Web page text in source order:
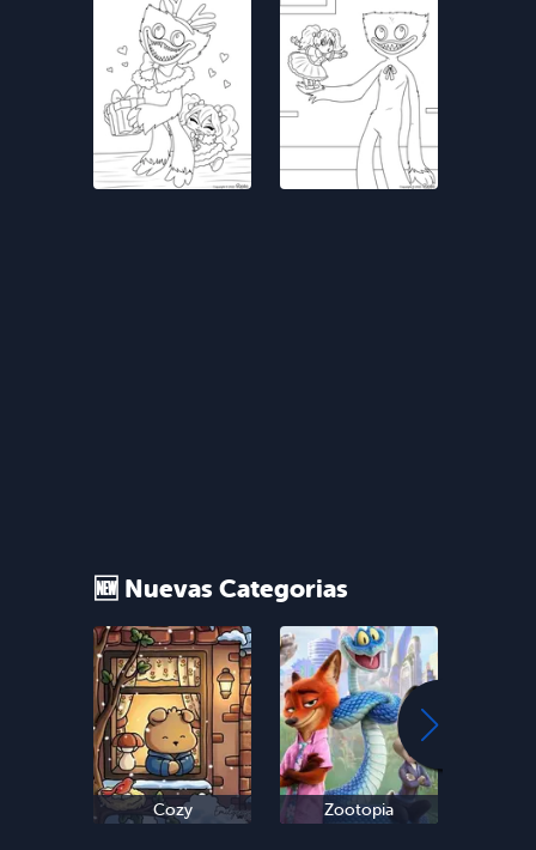
🆕 Nuevas Categorias
Cozy Zootopia